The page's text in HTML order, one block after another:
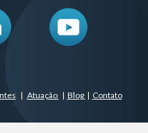
| Atuação | Blog | Contato